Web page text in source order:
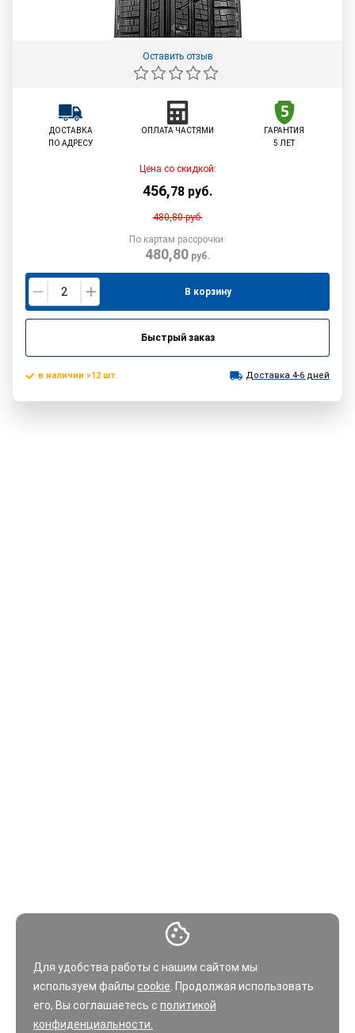
Для удобства работы с нашим сайтом мы
используем файлы cookie . Продолжая использовать
его, Вы соглашаетесь с политикой
конфиденциальности.
Оставить отзыв
ДОСТАВКА
ПО АДРЕСУ
ОПЛАТА ЧАСТЯМИ
ГАРАНТИЯ
5 ЛЕТ
Цена со скидкой:
456,78 руб.
480,80руб.
По картам рассрочки:
480,80руб.
В корзину
Быстрый заказ
в наличии >12 шт. Доставка 4-6 дней